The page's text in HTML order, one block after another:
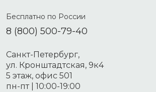
Бесплатно по России
8 (800) 500-79-40
Санкт-Петербург,
ул. Кронштадтская, 9к4
5 этаж, офис 501
пн-пт | 10:00-19:00